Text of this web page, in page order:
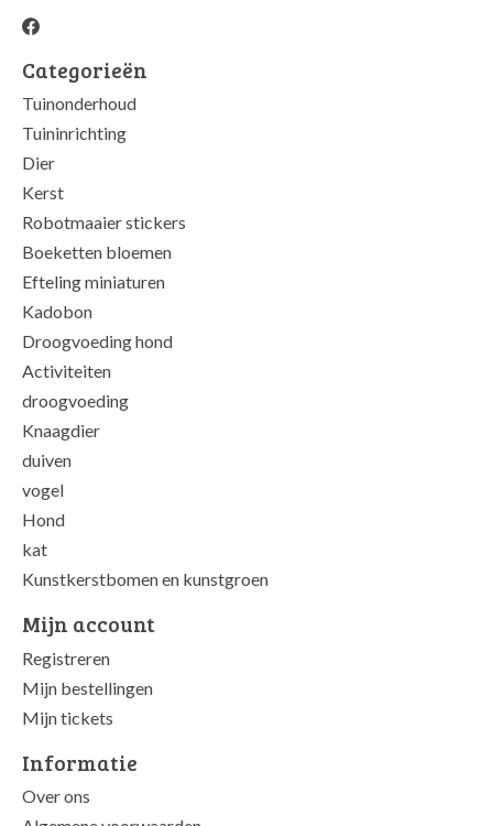
Categorieën
Tuinonderhoud
Tuininrichting
Dier
Kerst
Robotmaaier stickers
Boeketten bloemen
Efteling miniaturen
Kadobon
Droogvoeding hond
Activiteiten
droogvoeding
Knaagdier
duiven
vogel
Hond
kat
Kunstkerstbomen en kunstgroen
Mijn account
Registreren
Mijn bestellingen
Mijn tickets
Informatie
Over ons